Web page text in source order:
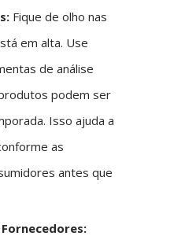
Fique de olho nas
em alta. Use
de análise
podem ser
Isso ajuda a
as
antes que